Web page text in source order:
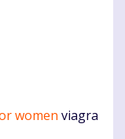
women viagra